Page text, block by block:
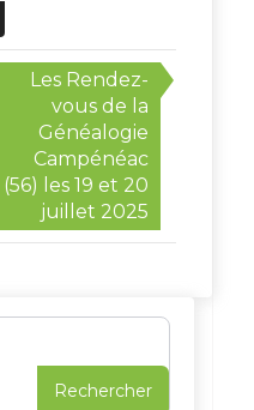
Les Rendez-
vous de la
Généalogie
Campénéac
(56) les 19 et 20
juillet 2025